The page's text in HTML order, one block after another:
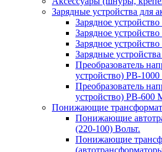
Зарядные устройства для
Зарядное
Зарядное
Зарядное
Зарядные
Преобразователь
устройство) PB-
Преобразователь
устройство) PB-600
Понижающие
Понижающие
(220-100) Вольт.
Понижающие